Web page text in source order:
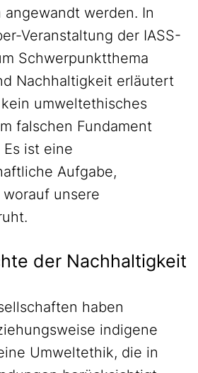
angewandt werden. In
Veranstaltung der IASS-
Schwerpunktthema
Nachhaltigkeit erläutert
kein umweltethisches
falschen Fundament
ist eine
Aufgabe,
unsere
der Nachhaltigkeit
haben
indigene
Umweltethik, die in